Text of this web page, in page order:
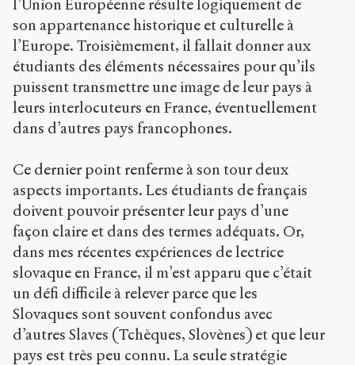
l’Union Européenne résulte logiquement de
son appartenance historique et culturelle à
l’Europe. Troisièmement, il fallait donner aux
étudiants des éléments nécessaires pour qu’ils
puissent transmettre une image de leur pays à
leurs interlocuteurs en France, éventuellement
dans d’autres pays francophones.
Ce dernier point renferme à son tour deux
aspects importants. Les étudiants de français
doivent pouvoir présenter leur pays d’une
façon claire et dans des termes adéquats. Or,
dans mes récentes expériences de lectrice
slovaque en France, il m’est apparu que c’était
un défi difficile à relever parce que les
Slovaques sont souvent confondus avec
d’autres Slaves (Tchèques, Slovènes) et que leur
pays est très peu connu. La seule stratégie